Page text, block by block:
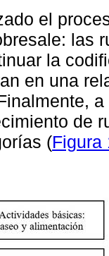
el
las
la
en una
de
(Figura